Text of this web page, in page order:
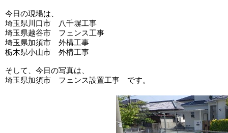
今日の現場は、
埼玉県川口市 八千塀工事
埼玉県越谷市 フェンス工事
埼玉県加須市 外構工事
栃木県小山市 外構工事
そして、今日の写真は、
埼玉県加須市 フェンス設置工事 です。